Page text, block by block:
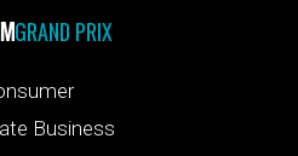
GRAND PRIX
Business